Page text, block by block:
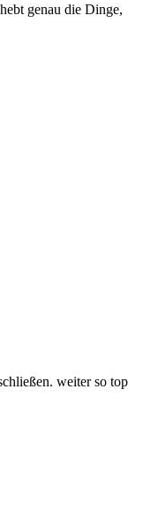
genau die Dinge,
weiter so top